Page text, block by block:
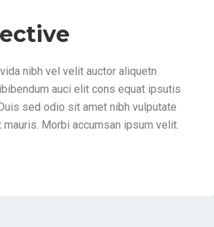
nibh vel velit auctor aliquetn
auci elit cons equat ipsutis
sed odio sit amet nibh vulputate
Morbi accumsan ipsum velit.